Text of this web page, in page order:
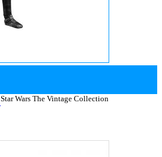
Star Wars The Vintage Collection